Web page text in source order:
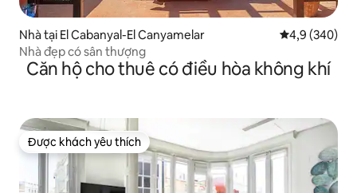
Nhà tại El Cabanyal-El Canyamelar Xếp hạng
4,9 (340)
Nhà đẹp có sân thượng
Căn hộ cho thuê có điều hòa không khí
Được khách yêu thích
Được khách yêu thích